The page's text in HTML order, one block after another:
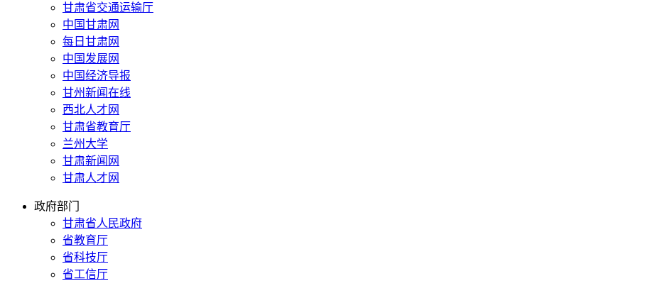
甘肃省交通运输厅
中国甘肃网
每日甘肃网
中国发展网
中国经济导报
甘州新闻在线
西北人才网
甘肃省教育厅
兰州大学
甘肃新闻网
甘肃人才网
政府部门
甘肃省人民政府
省教育厅
省科技厅
省工信厅